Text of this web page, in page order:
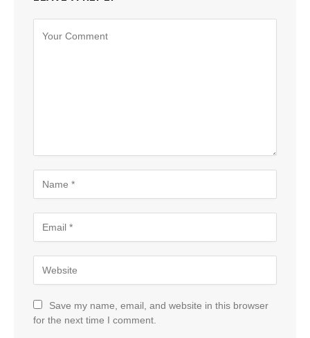
Save my name, email, and website in this browser
for the next time I comment.